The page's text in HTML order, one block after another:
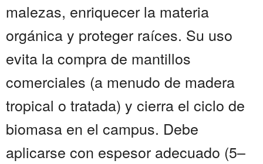
malezas, enriquecer la materia
orgánica y proteger raíces. Su uso
evita la compra de mantillos
comerciales (a menudo de madera
tropical o tratada) y cierra el ciclo de
biomasa en el campus. Debe
aplicarse con espesor adecuado (5–